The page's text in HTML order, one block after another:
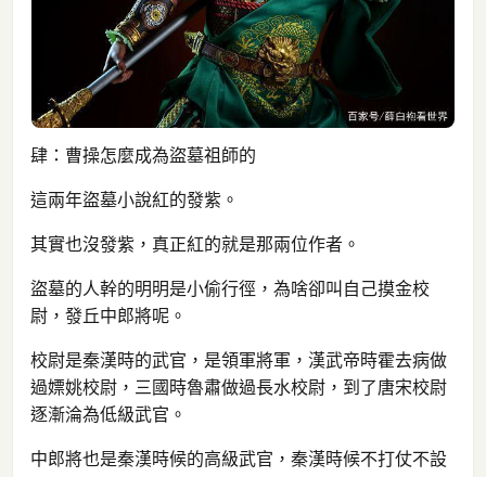
肆：曹操怎麼成為盜墓祖師的
這兩年盜墓小說紅的發紫。
其實也沒發紫，真正紅的就是那兩位作者。
盜墓的人幹的明明是小偷行徑，為啥卻叫自己摸金校
尉，發丘中郎將呢。
校尉是秦漢時的武官，是領軍將軍，漢武帝時霍去病做
過嫖姚校尉，三國時魯肅做過長水校尉，到了唐宋校尉
逐漸淪為低級武官。
中郎將也是秦漢時候的高級武官，秦漢時候不打仗不設